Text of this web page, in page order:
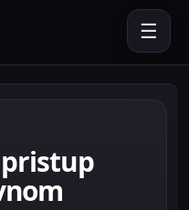
☰
pristup